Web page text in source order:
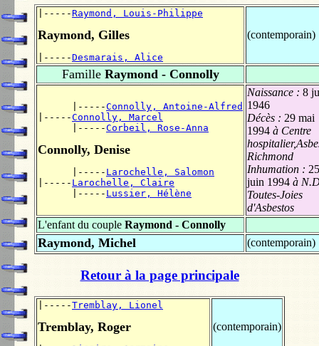
|-----Raymond, Louis-Philippe
Raymond, Gilles
|-----Desmarais, Alice
(contemporain)
FamilleRaymond - Connolly
      |-----
Connolly, Antoine-Alfred
|-----Connolly, Marcel
      |-----
Corbeil, Rose-Anna
Connolly, Denise
      |-----
Larochelle, Salomon
|----- Larochelle, Claire
      |-----
Lussier, Hélène
Naissance : 8
1946
Décès : 29 mai
1994 à Centre
Richmond
Inhumation : 25
juin 1994 à
Toutes-Joies
d'Asbestos
L'enfant du couple Raymond - Connolly
Raymond, Michel (contemporain)
Retour à la page principale
|-----Tremblay, Lionel
Tremblay, Roger (contemporain)